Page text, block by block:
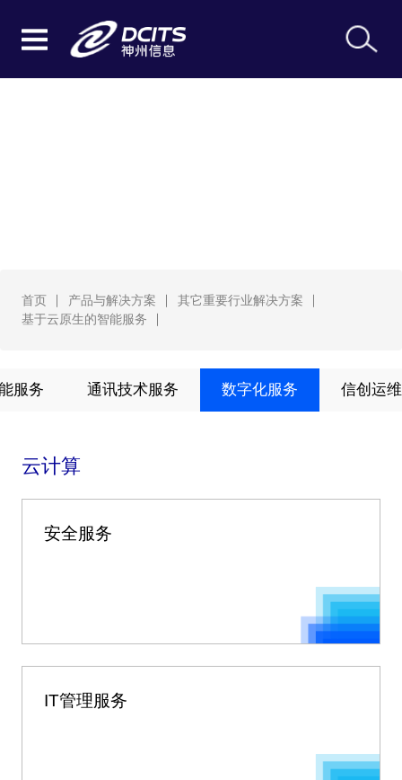
首页 产品与解决方案
其它重要行业解决方案
基于云原生的智能服务
服务 通讯技术服务 数字化服务 信创运
云计算
安全服务
IT管理服务